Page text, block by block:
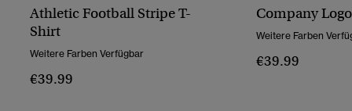
Athletic Football Stripe T-
Shirt
Weitere Farben Verfügbar
€39.99
Company
Weitere Farben
€39.99